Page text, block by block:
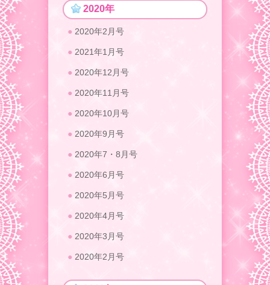
2020年
2020年2月号
2021年1月号
2020年12月号
2020年11月号
2020年10月号
2020年9月号
2020年7・8月号
2020年6月号
2020年5月号
2020年4月号
2020年3月号
2020年2月号